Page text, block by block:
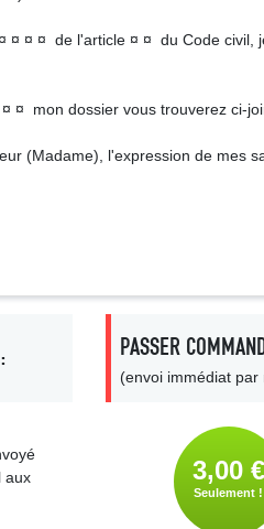
¤ ¤ ¤ de l'article ¤ ¤ du Code civil,
¤ mon dossier vous trouverez ci-
(Madame), l'expression de mes
aux
PASSER
(envoi immédiat par
3,00 €
Seulement !